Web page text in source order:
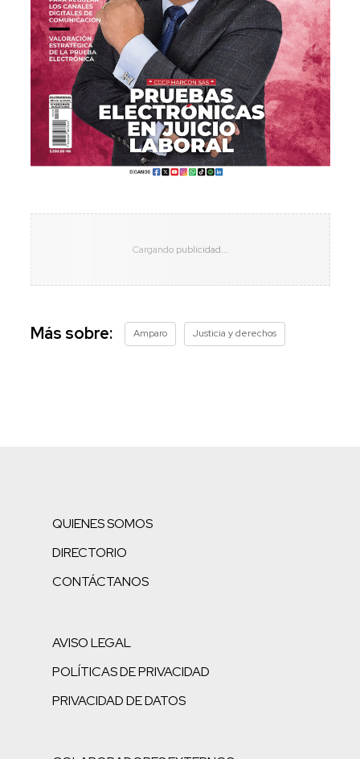
Más sobre: Amparo Justicia y derechos
QUIENES SOMOS
DIRECTORIO
CONTÁCTANOS
AVISO LEGAL
POLÍTICAS DE PRIVACIDAD
PRIVACIDAD DE DATOS